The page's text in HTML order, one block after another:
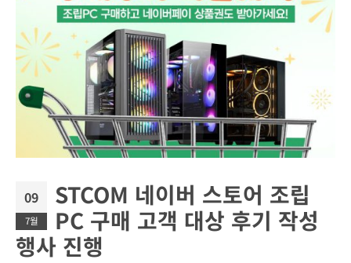
09
7월
STCOM 네이버 스토어 조립
PC 구매 고객 대상 후기 작성
행사 진행